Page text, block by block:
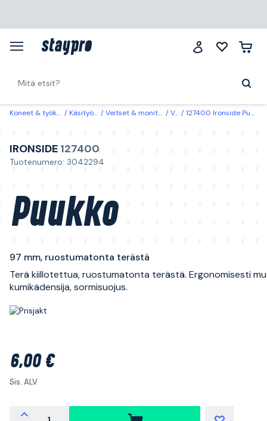
Koneet & työkalut Käsityökalut Veitset & monitoimityökalut Veitset 127400 Ironside Puukko 97 mm, ruostumatonta terästä
IRONSIDE 127400
Tuotenumero: 3042294
Puukko
97 mm, ruostumatonta terästä
Terä kiillotettua, ruostumatonta terästä. Ergonomisesti
kumikädensija, sormisuojus.
6,00 €
Sis. ALV